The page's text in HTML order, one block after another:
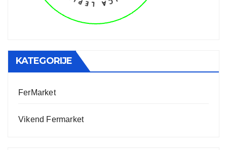
KATEGORIJE
FerMarket
Vikend Fermarket